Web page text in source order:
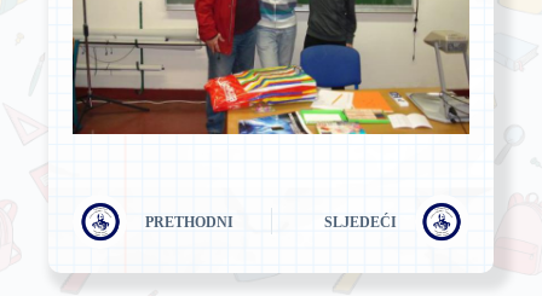
PRETHODNI SLJEDEĆI